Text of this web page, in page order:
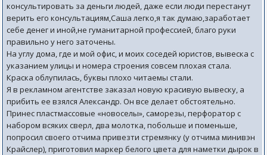
консультировать за деньги людей, даже если люди перестанут
верить его консультациям,Саша легко,я так думаю,заработает
себе денег и иной,не гуманитарной профессией, благо руки
правильно у него заточены.
На углу дома, где и мой офис, и моих соседей юристов, вывеска с
указанием улицы и номера строения совсем плохая стала.
Краска облупилась, буквы плохо читаемы стали.
Я в рекламном агентстве заказал новую красивую вывеску, а
прибить ее взялся Александр. Он все делает обстоятельно.
Принес пластмассовые «новоселы», саморезы, перфоратор с
набором всяких сверл, два молотка, побольше и поменьше,
попросил своего отчима привезти стремянку (у отчима минивэн
Крайслер), приготовил маркер белого цвета для наметки дырок в